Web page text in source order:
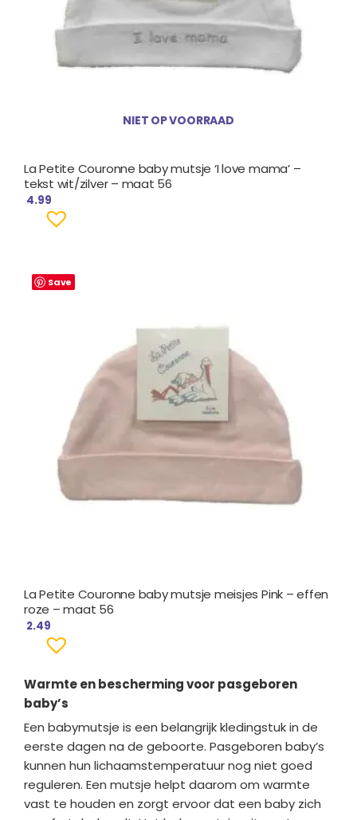
NIET OP VOORRAAD
La Petite Couronne baby mutsje ‘I love mama’ –
tekst wit/zilver – maat 56
4.99
Save
La Petite Couronne baby mutsje meisjes Pink – effen
roze – maat 56
2.49
Warmte en bescherming voor pasgeboren
baby’s
Een babymutsje is een belangrijk kledingstuk in de
eerste dagen na de geboorte. Pasgeboren baby’s
kunnen hun lichaamstemperatuur nog niet goed
reguleren. Een mutsje helpt daarom om warmte
vast te houden en zorgt ervoor dat een baby zich